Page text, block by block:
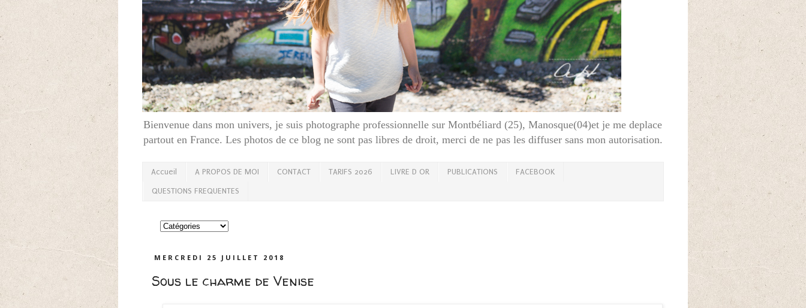
Bienvenue dans mon univers, je suis photographe professionnelle sur Montbéliard (25), Manosque(04)et je me deplace
partout en France. Les photos de ce blog ne sont pas libres de droit, merci de ne pas les diffuser sans mon autorisation.
Accueil A PROPOS DE MOI CONTACT TARIFS 2026 LIVRE D OR PUBLICATIONS FACEBOOK
QUESTIONS FREQUENTES
MERCREDI 25 JUILLET 2018
Sous le charme de Venise